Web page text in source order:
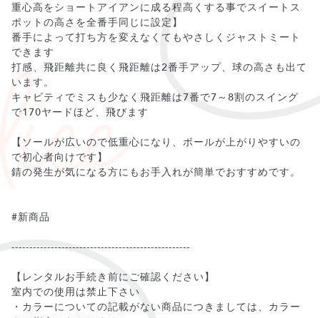
重心高をショートアイアンに成る程高くする事でスイートス
ポットの高さを全番手同じに設定】
番手によって打ち方を変えなくてもやさしくジャストミート
できます
打感、飛距離共に良く飛距離は2番手アップ、球の高さも出て
います。
キャビティでミスも少なく飛距離は7番で7～8割のスイング
で170ヤードほど、飛びます
【ソールが広いので低重心になり、ボールが上がりやすいの
で初心者向けです】
錆の発生が気になる方にもお手入れが簡単でおすすめです。
#新商品
--------------------------------------------------
【レンタルお手続き前にご確認ください】
室内での使用は禁止下さい
・カラーについての記載がない商品につきましては、カラー